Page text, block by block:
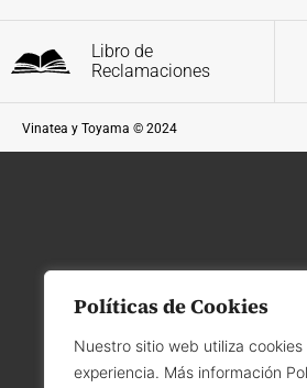
Políticas de Cookies
Nuestro sitio web utiliza
experiencia. Más información
Libro de
Reclamaciones
Vinatea y Toyama © 2024